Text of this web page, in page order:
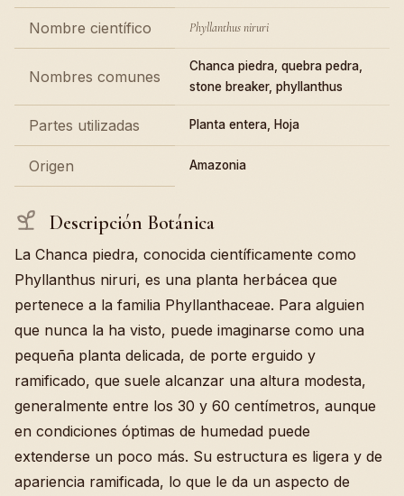
Nombre científico Phyllanthus niruri
Nombres comunes
Chanca piedra, quebra pedra,
stone breaker, phyllanthus
Partes utilizadas Planta entera, Hoja
Origen Amazonia
Descripción Botánica
La Chanca piedra, conocida científicamente como
Phyllanthus niruri, es una planta herbácea que
pertenece a la familia Phyllanthaceae. Para alguien
que nunca la ha visto, puede imaginarse como una
pequeña planta delicada, de porte erguido y
ramificado, que suele alcanzar una altura modesta,
generalmente entre los 30 y 60 centímetros, aunque
en condiciones óptimas de humedad puede
extenderse un poco más. Su estructura es ligera y de
apariencia ramificada, lo que le da un aspecto de